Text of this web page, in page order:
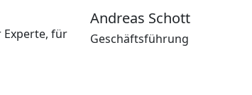
Experte, für
Andreas Schott
Geschäftsführung